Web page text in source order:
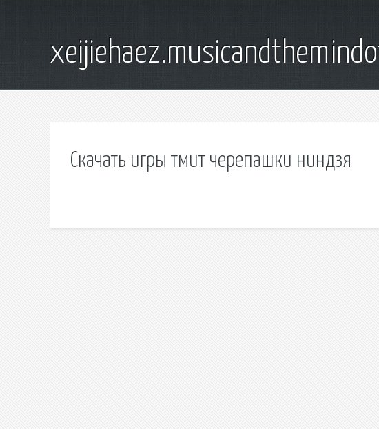
Скачать игры тмит черепашки ниндзя